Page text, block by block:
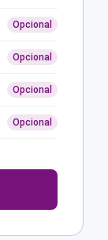
Opcional
Opcional
Opcional
Opcional